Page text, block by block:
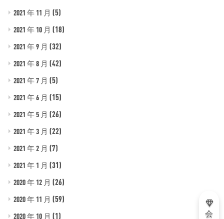
2021 年 11 月 (5)
2021 年 10 月 (18)
2021 年 9 月 (32)
2021 年 8 月 (42)
2021 年 7 月 (5)
2021 年 6 月 (15)
2021 年 5 月 (26)
2021 年 3 月 (22)
2021 年 2 月 (7)
2021 年 1 月 (31)
2020 年 12 月 (26)
2020 年 11 月 (59)
2020 年 10 月 (1) 会